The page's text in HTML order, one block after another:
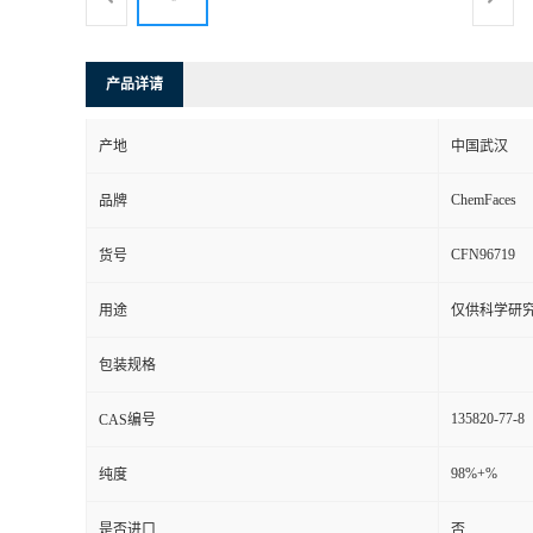
产品详请
产地 中国武汉
品牌 ChemFaces
货号 CFN96719
用途 仅供科学研
包装规格
CAS编号 135820-77-8
纯度 98%+%
是否进口 否